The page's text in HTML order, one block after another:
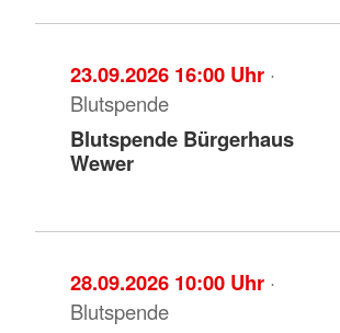
23.09.2026 16:00 Uhr ·
Blutspende
Blutspende Bürgerhaus
Wewer
28.09.2026 10:00 Uhr ·
Blutspende